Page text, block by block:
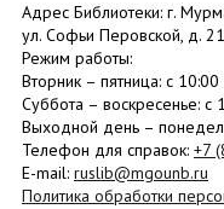
Адрес Библиотеки: г.
ул. Софьи Перовской, д.
Режим работы:
Вторник – пятница: с
Суббота – воскресенье: c
Выходной день –
Телефон для справок: +7
E-mail: ruslib@mgounb.ru
Политика обработки